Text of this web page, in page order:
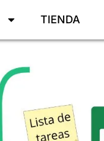
TIENDA